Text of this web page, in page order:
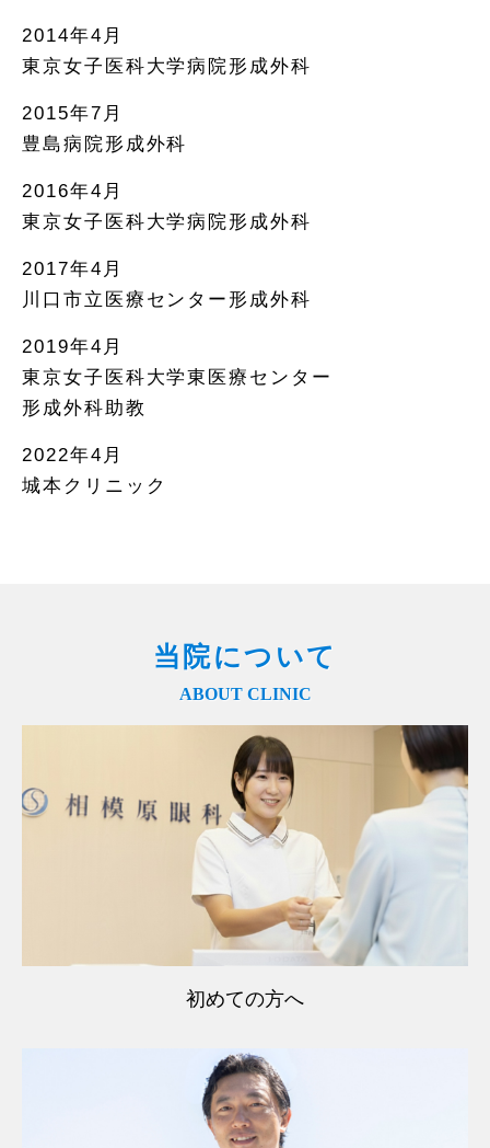
2014年4月
東京女子医科大学病院形成外科
2015年7月
豊島病院形成外科
2016年4月
東京女子医科大学病院形成外科
2017年4月
川口市立医療センター形成外科
2019年4月
東京女子医科大学東医療センター
形成外科助教
2022年4月
城本クリニック
当院について
ABOUT CLINIC
初めての方へ